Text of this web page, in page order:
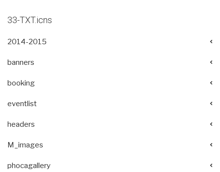
33-TXT.icns
2014-2015
banners
booking
eventlist
headers
M_images
phocagallery